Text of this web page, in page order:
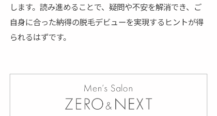
します。読み進めることで、疑問や不安を解消でき、ご
自身に合った納得の脱毛デビューを実現するヒントが得
られるはずです。